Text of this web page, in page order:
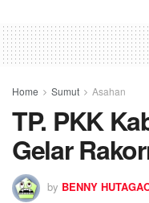
Home Sumut Asahan
TP. PKK
Gelar
by BENNY